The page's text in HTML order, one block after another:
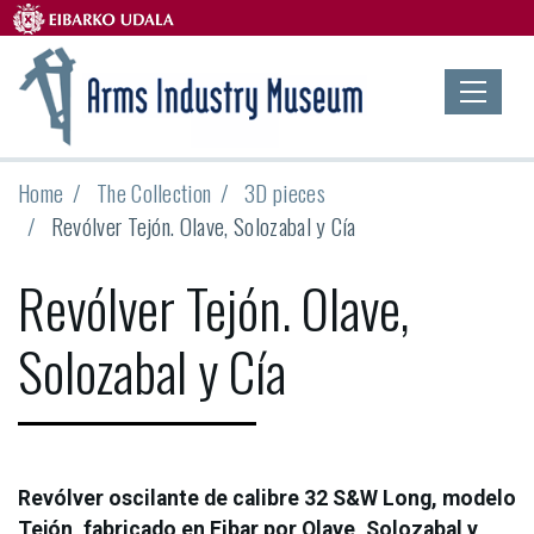
Home The Collection
3D pieces
Revólver Tejón. Olave, Solozabal y Cía
Revólver Tejón. Olave,
Solozabal y Cía
Revólver oscilante de calibre 32 S&W Long, modelo
Tejón, fabricado en Eibar por Olave, Solozabal y